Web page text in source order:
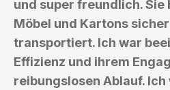
und super freundlich. Sie
Möbel und Kartons
transportiert. Ich war
Effizienz und ihrem
reibungslosen Ablauf.